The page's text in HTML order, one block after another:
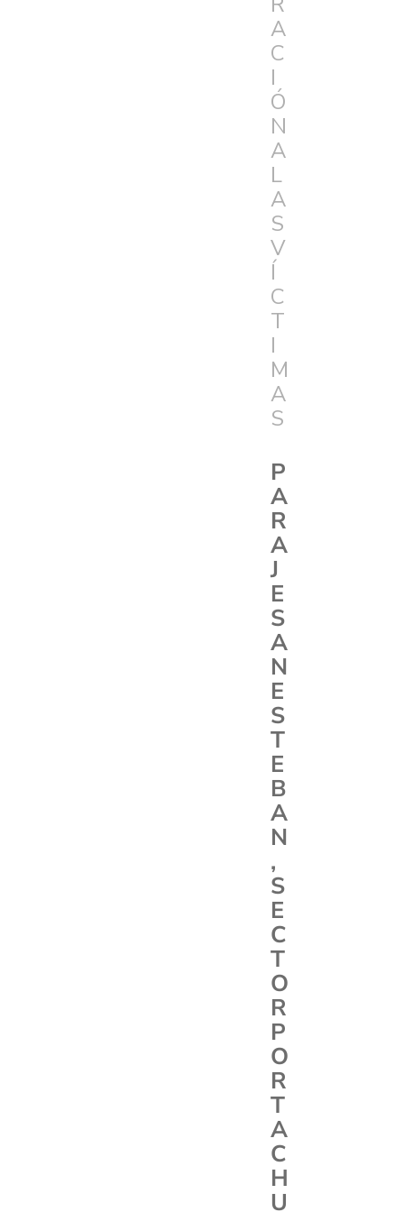
A
C
I
Ó
N
A
L
A
S
V
Í
C
T
I
M
A
S
P
A
R
A
J
E
S
A
N
E
S
T
E
B
A
N
,
S
E
C
T
O
R
P
O
R
T
A
C
H
U